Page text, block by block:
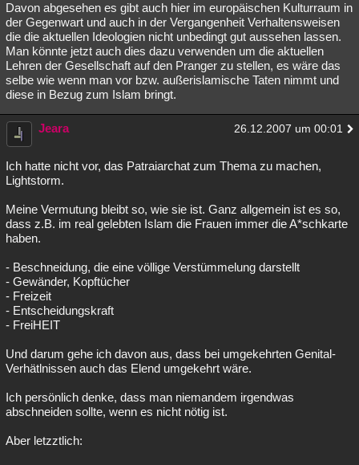
Davon abgesehen es gibt auch hier im europäischen Kulturraum in
der Gegenwart und auch in der Vergangenheit Verhaltensweisen
die die aktuellen Ideologien nicht unbedingt gut aussehen lassen.
Man könnte jetzt auch dies dazu verwenden um die aktuellen
Lehren der Gesellschaft auf den Pranger zu stellen, es wäre das
selbe wie wenn man vor bzw. außerislamische Taten nimmt und
diese in Bezug zum Islam bringt.
Jeara 26.12.2007 um 00:01
Ich hatte nicht vor, das Patraiarchat zum Thema zu machen,
Lightstorm.
Meine Vermutung bleibt so, wie sie ist. Ganz allgemein ist es so,
dass z.B. im real gelebten Islam die Frauen immer die A*schkarte
haben.
- Beschneidung, die eine völlige Verstümmelung darstellt
- Gewänder, Kopftücher
- Freizeit
- Entscheidungskraft
- FreiHEIT
Und darum gehe ich davon aus, dass bei umgekehrten Genital-
Verhätlnissen auch das Elend umgekehrt wäre.
Ich persönlich denke, dass man niemandem irgendwas
abschneiden sollte, wenn es nicht nötig ist.
Aber letzztlich: